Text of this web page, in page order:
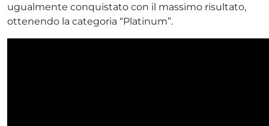
ugualmente conquistato con il massimo risultato,
ottenendo la categoria “Platinum”.